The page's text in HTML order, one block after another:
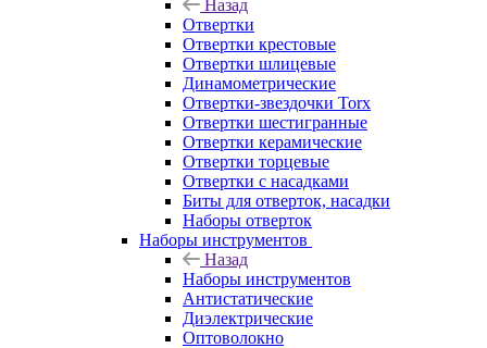
Назад
Отвертки
Отвертки крестовые
Отвертки шлицевые
Динамометрические
Отвертки-звездочки Torx
Отвертки шестигранные
Отвертки керамические
Отвертки торцевые
Отвертки с насадками
Биты для отверток, насадки
Наборы отверток
Наборы инструментов
Назад
Наборы инструментов
Антистатические
Диэлектрические
Оптоволокно